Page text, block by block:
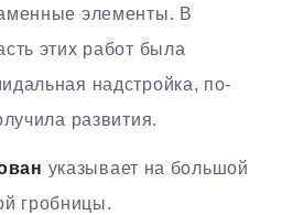
элементы. В
этих работ была
надстройка, по-
развития.
указывает на большой
гробницы.